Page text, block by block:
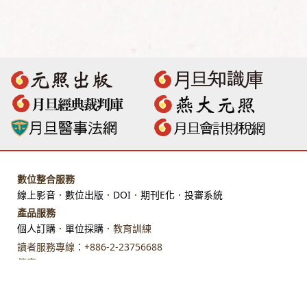
數位整合服務
線上影音 ． 數位出版 ． DOI ． 期刊E化 ． 投審系統
產品服務
個人訂購 ． 單位採購 ．教育訓練
讀者服務專線：+886-2-23756688
傳真：+886-2-23318496